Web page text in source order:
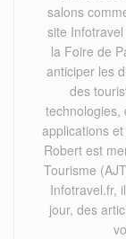
salons
site
la Foire de
anticiper les
des
technologies,
applications
Robert est
Tourisme
Infotravel.fr,
jour, des